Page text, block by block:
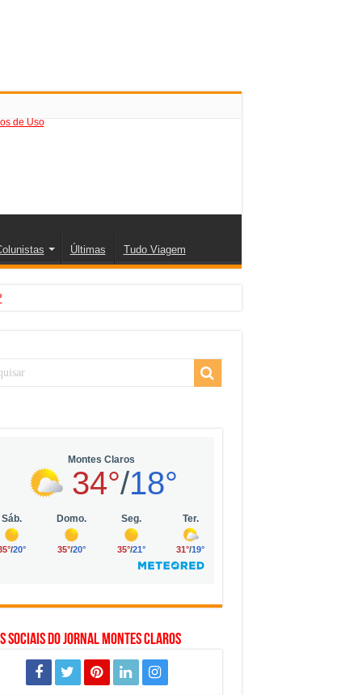
de Uso
Últimas Tudo Viagem
Vila Olímpia, em São Paulo
mil no digital
Sociais do Jornal Montes Claros